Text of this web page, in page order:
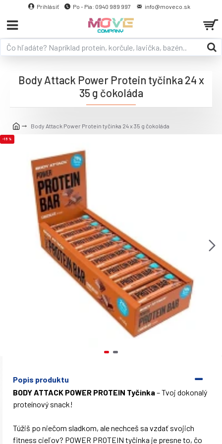
Prihlásiť Po - Pia: 0940 989 997 info@moveco.sk
Body Attack Power Protein tyčinka 24 x 35 g čokoláda
Body Attack Power Protein tyčinka 24 x
35 g čokoláda
-15 %
Popis produktu
BODY ATTACK POWER PROTEIN Tyčinka– Tvoj dokonalý
proteínový snack!
Túžiš po niečom sladkom, ale nechceš sa vzdať svojich
fitness cieľov? POWER PROTEIN tyčinka je presne to, čo